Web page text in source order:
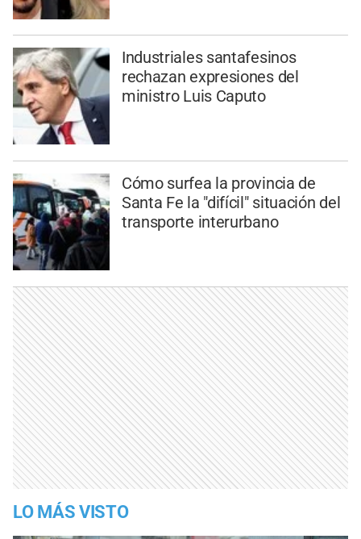
Industriales santafesinos
rechazan expresiones del
ministro Luis Caputo
Cómo surfea la provincia de
Santa Fe la "difícil" situación del
transporte interurbano
LO MÁS VISTO